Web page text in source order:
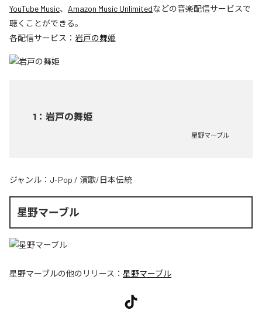
YouTube Music、 Amazon Music Unlimitedなどの音楽配信サービスで
聴くことができる。
各配信サービス： 岩戸の舞姫
1 ： 岩戸の舞姫
星野マーブル
ジャンル： J-Pop / 演歌/日本伝統
星野マーブル
星野マーブルの他のリリース： 星野マーブル